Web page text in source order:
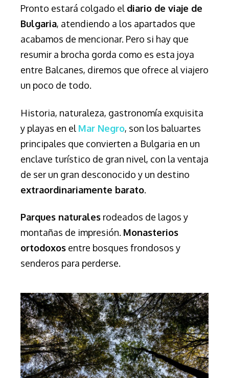
Pronto estará colgado el diario de viaje de
Bulgaria, atendiendo a los apartados que
acabamos de mencionar. Pero si hay que
resumir a brocha gorda como es esta joya
entre Balcanes, diremos que ofrece al viajero
un poco de todo.
Historia, naturaleza, gastronomía exquisita
y playas en el Mar Negro, son los baluartes
principales que convierten a Bulgaria en un
enclave turístico de gran nivel, con la ventaja
de ser un gran desconocido y un destino
extraordinariamente barato.
Parques naturales rodeados de lagos y
montañas de impresión. Monasterios
ortodoxos entre bosques frondosos y
senderos para perderse.